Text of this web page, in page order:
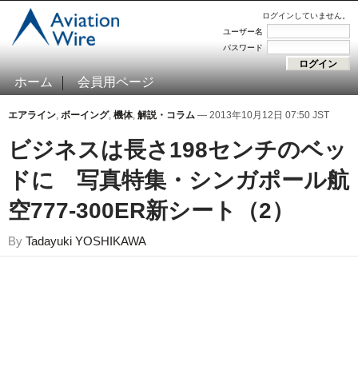
ログインしていません。
ユーザー名
パスワード
ホーム 会員用ページ
エアライン, ボーイング, 機体, 解説・コラム — 2013年10月12日 07:50 JST
ビジネスは長さ198センチのベッ
ドに 写真特集・シンガポール航
空777-300ER新シート（2）
By Tadayuki YOSHIKAWA